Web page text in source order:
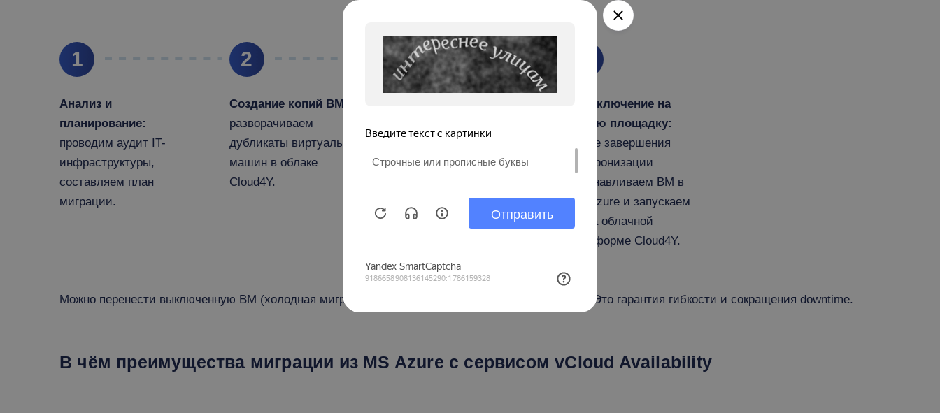
1
Анализ и
планирование:
проводим аудит IT-
инфраструктуры,
составляем план
миграции.
2
Создание копий ВМ:
разворачиваем
дубликаты виртуальных
машин в облаке
Cloud4Y.
3
постоянное обновление
данных между
дубликатами.
Переключение на
новую площадку:
после завершения
синхронизации
останавливаем ВМ в
MS Azure и запускаем
их на облачной
платформе Cloud4Y.
Можно перенести выключенную ВМ (холодная миграция) или работающую (горячая миграция). Это гарантия гибкости и сокращения downtime.
В чём преимущества миграции из MS Azure с сервисом vCloud Availability